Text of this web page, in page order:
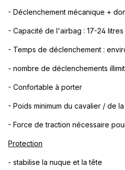
- Déclenchement mécanique +
- Capacité de l'airbag : 17-24 litres
- Temps de déclenchement :
- nombre de déclenchements
- Confortable à porter
- Poids minimum du cavalier / de
- Force de traction nécessaire
Protection
- stabilise la nuque et la tête